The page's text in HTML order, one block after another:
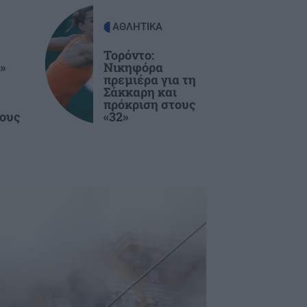
ΑΘΛΗΤΙΚΑ
Τορόντο:
Νικηφόρα
πρεμιέρα για τη
Σάκκαρη και
πρόκριση στους
«32»